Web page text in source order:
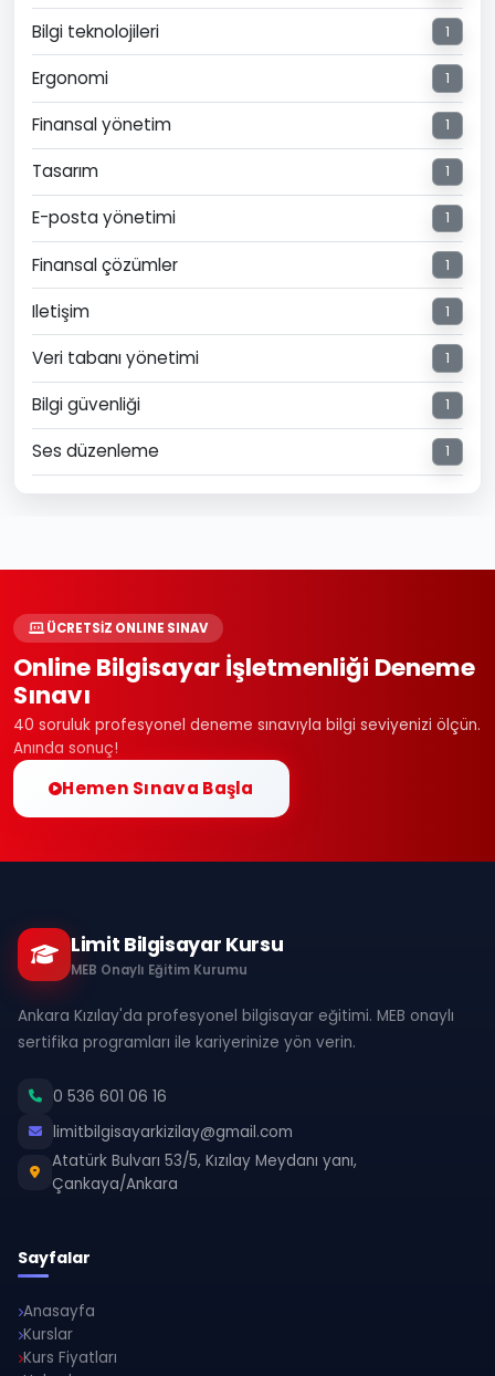
Bilgi teknolojileri 1
Ergonomi 1
Finansal yönetim 1
Tasarım 1
E-posta yönetimi 1
Finansal çözümler 1
Iletişim 1
Veri tabanı yönetimi 1
Bilgi güvenliği 1
Ses düzenleme 1
ÜCRETSİZ ONLINE SINAV
Online Bilgisayar İşletmenliği Deneme
Sınavı
40 soruluk profesyonel deneme sınavıyla bilgi seviyenizi ölçün.
Anında sonuç!
Hemen Sınava Başla
Limit Bilgisayar Kursu
MEB Onaylı Eğitim Kurumu
Ankara Kızılay'da profesyonel bilgisayar eğitimi. MEB onaylı
sertifika programları ile kariyerinize yön verin.
0 536 601 06 16
limitbilgisayarkizilay@gmail.com
Atatürk Bulvarı 53/5, Kızılay Meydanı yanı,
Çankaya/Ankara
Sayfalar
Anasayfa
Kurslar
Kurs Fiyatları